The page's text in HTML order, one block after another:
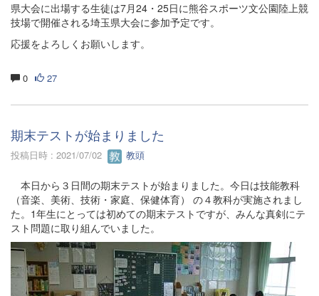
県大会に出場する生徒は7月24・25日に熊谷スポーツ文公園陸上競
技場で開催される埼玉県大会に参加予定です。
応援をよろしくお願いします。
0 27
期末テストが始まりました
投稿日時 : 2021/07/02 教頭
本日から３日間の期末テストが始まりました。今日は技能教科
（音楽、美術、技術・家庭、保健体育） の４教科が実施されまし
た。1年生にとっては初めての期末テストですが、みんな真剣にテ
スト問題に取り組んでいました。